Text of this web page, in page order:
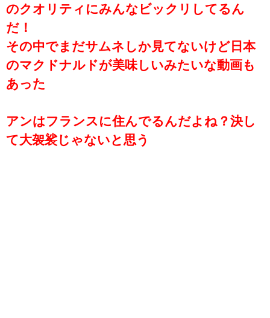
のクオリティにみんなビックリしてるん
だ！
その中でまだサムネしか見てないけど日本
のマクドナルドが美味しいみたいな動画も
あった
アンはフランスに住んでるんだよね？決し
て大袈裟じゃないと思う